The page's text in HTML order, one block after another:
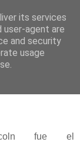
fue el
its services
user-agent are
and security
usage